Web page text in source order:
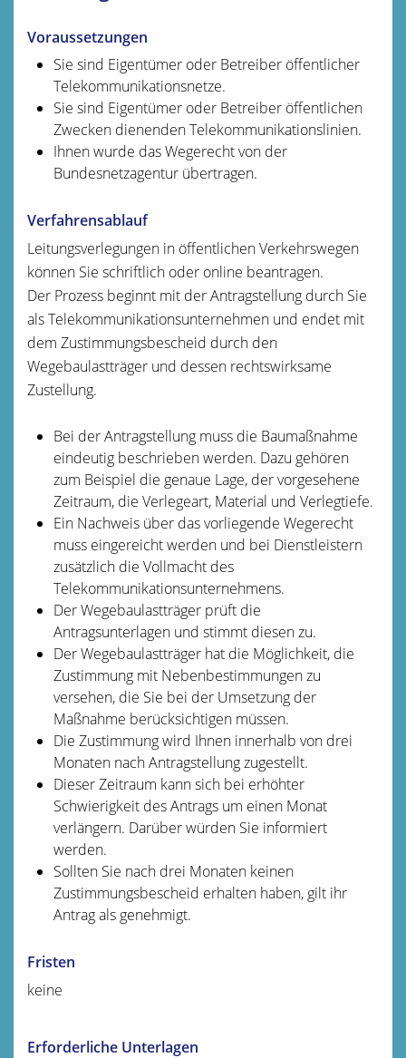
Voraussetzungen
Sie sind Eigentümer oder Betreiber öffentlicher
Telekommunikationsnetze.
Sie sind Eigentümer oder Betreiber öffentlichen
Zwecken dienenden Telekommunikationslinien.
Ihnen wurde das Wegerecht von der
Bundesnetzagentur übertragen.
Verfahrensablauf
Leitungsverlegungen in öffentlichen Verkehrswegen
können Sie schriftlich oder online beantragen.
Der Prozess beginnt mit der Antragstellung durch Sie
als Telekommunikationsunternehmen und endet mit
dem Zustimmungsbescheid durch den
Wegebaulastträger und dessen rechtswirksame
Zustellung.
Bei der Antragstellung muss die Baumaßnahme
eindeutig beschrieben werden. Dazu gehören
zum Beispiel die genaue Lage, der vorgesehene
Zeitraum, die Verlegeart, Material und Verlegtiefe.
Ein Nachweis über das vorliegende Wegerecht
muss eingereicht werden und bei Dienstleistern
zusätzlich die Vollmacht des
Telekommunikationsunternehmens.
Der Wegebaulastträger prüft die
Antragsunterlagen und stimmt diesen zu.
Der Wegebaulastträger hat die Möglichkeit, die
Zustimmung mit Nebenbestimmungen zu
versehen, die Sie bei der Umsetzung der
Maßnahme berücksichtigen müssen.
Die Zustimmung wird Ihnen innerhalb von drei
Monaten nach Antragstellung zugestellt.
Dieser Zeitraum kann sich bei erhöhter
Schwierigkeit des Antrags um einen Monat
verlängern. Darüber würden Sie informiert
werden.
Sollten Sie nach drei Monaten keinen
Zustimmungsbescheid erhalten haben, gilt ihr
Antrag als genehmigt.
Fristen
keine
Erforderliche Unterlagen